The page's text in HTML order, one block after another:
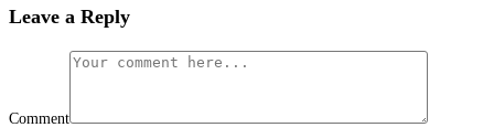
Leave a Reply
Comment